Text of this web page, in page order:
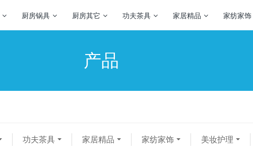
厨房锅具 厨房其它 功夫茶具 家居精品 家纺家饰
产品
功夫茶具 家居精品 家纺家饰 美妆护理